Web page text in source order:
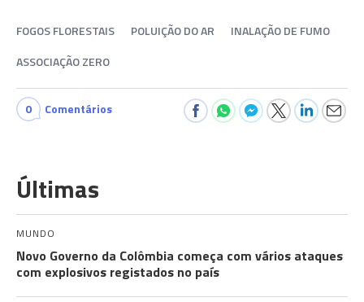
FOGOS FLORESTAIS POLUIÇÃO DO AR
INALAÇÃO DE FUMO
ASSOCIAÇÃO ZERO
0 Comentários
Últimas
MUNDO
Novo Governo da Colômbia começa com vários ataques
com explosivos registados no país